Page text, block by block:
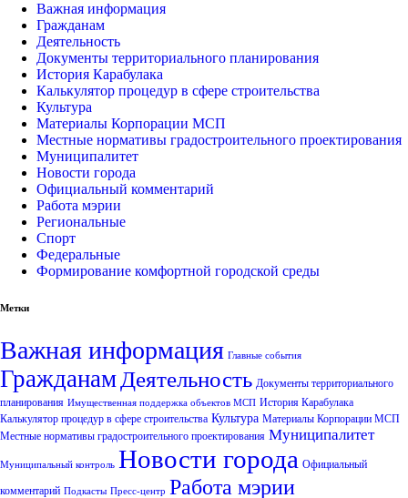
Важная информация
Гражданам
Деятельность
Документы территориального планирования
История Карабулака
Калькулятор процедур в сфере строительства
Культура
Материалы Корпорации МСП
Местные нормативы градостроительного проектирования
Муниципалитет
Новости города
Официальный комментарий
Работа мэрии
Региональные
Спорт
Федеральные
Формирование комфортной городской среды
Метки
Важная информация Главные события
Гражданам Деятельность Документы территориального
планирования Имущественная поддержка объектов МСП История Карабулака
Калькулятор процедур в сфере строительства Культура Материалы Корпорации МСП
Местные нормативы градостроительного проектирования Муниципалитет
Муниципальный контроль Новости города Официальный
комментарий Подкасты Пресс-центр Работа мэрии